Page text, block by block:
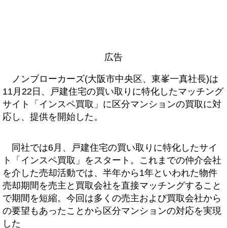
広告
ノンブローカーズ(大阪市中央区、東峯一真社長)は
11月22日、戸建住宅の買い取りに特化したマッチング
サイト「インスペ買取」に区分マンションの買取に対
応し、提供を開始した。
同社では6月、戸建住宅の買い取りに特化したサイ
ト「インスペ買取」をスタート。これまでの仲介会社
を介した売却活動では、半年から1年といわれた物件
売却期間を売主と買取会社を直接マッチングすること
で期間を短縮。今回は多くの売主および買取会社から
の要望もあったことから区分マンションの対応を実現
した